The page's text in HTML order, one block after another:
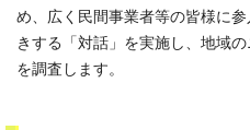
め、広く民間事業者等の皆様に
きする「対話」を実施し、地域
を調査します。